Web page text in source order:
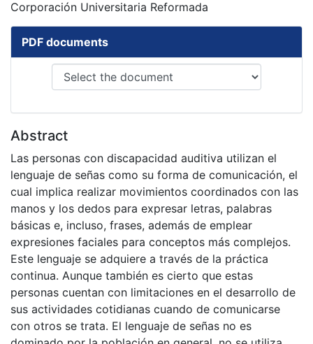
Corporación Universitaria Reformada
PDF documents
Abstract
Las personas con discapacidad auditiva utilizan el
lenguaje de señas como su forma de comunicación, el
cual implica realizar movimientos coordinados con las
manos y los dedos para expresar letras, palabras
básicas e, incluso, frases, además de emplear
expresiones faciales para conceptos más complejos.
Este lenguaje se adquiere a través de la práctica
continua. Aunque también es cierto que estas
personas cuentan con limitaciones en el desarrollo de
sus actividades cotidianas cuando de comunicarse
con otros se trata. El lenguaje de señas no es